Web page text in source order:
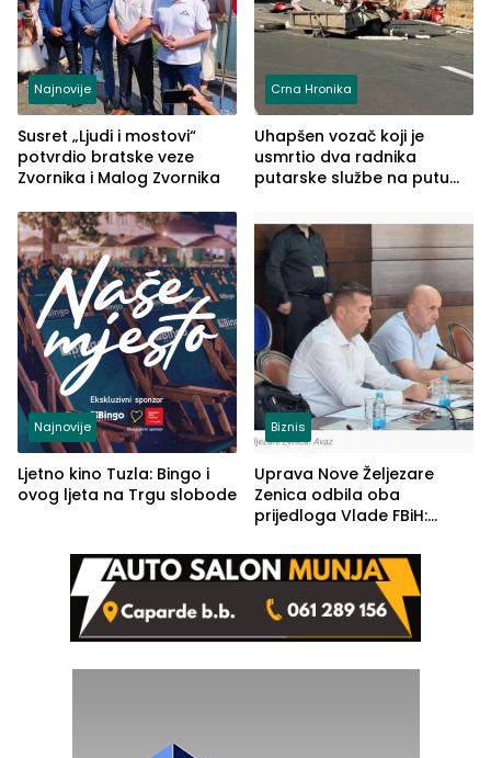
Najnovije
Susret „Ljudi i mostovi“
potvrdio bratske veze
Zvornika i Malog Zvornika
Crna Hronika
Uhapšen vozač koji je
usmrtio dva radnika
putarske službe na putu
(FOTO)
Najnovije
Ljetno kino Tuzla: Bingo i
ovog ljeta na Trgu slobode
Biznis
Uprava Nove Željezare
Zenica odbila oba
prijedloga Vlade FBiH:
rješenje